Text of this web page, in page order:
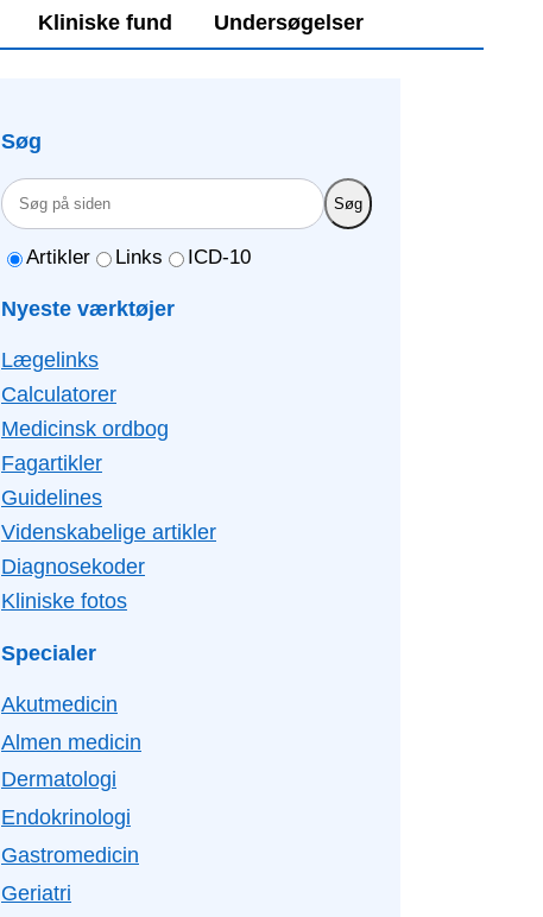
Kliniske fund Undersøgelser
Søg
Søg
Artikler Links ICD-10
Nyeste værktøjer
Lægelinks
Calculatorer
Medicinsk ordbog
Fagartikler
Guidelines
Videnskabelige artikler
Diagnosekoder
Kliniske fotos
Specialer
Akutmedicin
Almen medicin
Dermatologi
Endokrinologi
Gastromedicin
Geriatri